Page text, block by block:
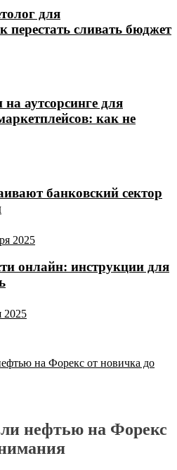
для
перестать сливать бюджет
на аутсорсинге для
как не
банковский сектор
2025
онлайн: инструкции для
2025
на Форекс от новичка до
нефтью на Форекс